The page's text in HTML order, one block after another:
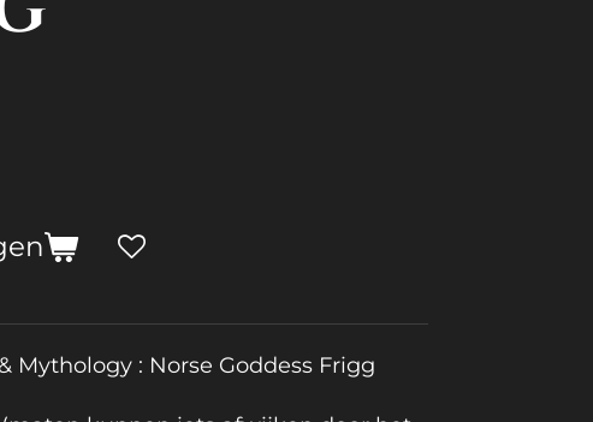
Mythology : Norse Goddess Frigg